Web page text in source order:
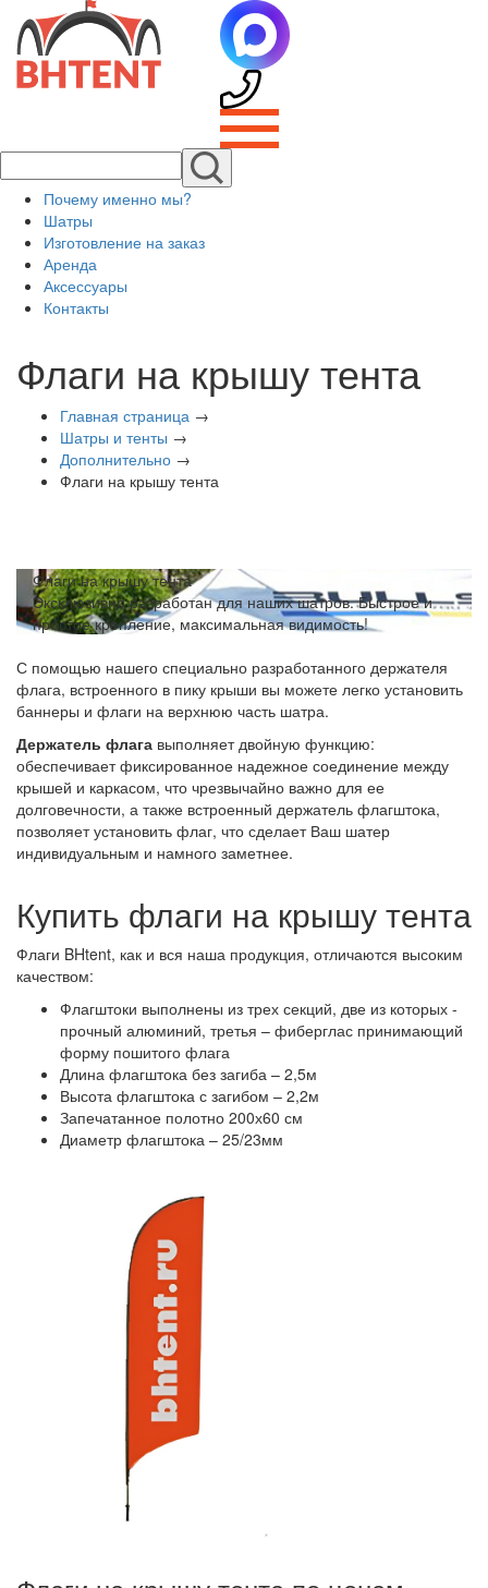
Почему именно мы?
Шатры
Изготовление на заказ
Аренда
Аксессуары
Контакты
Флаги на крышу тента
Главная страница →
Шатры и тенты →
Дополнительно →
Флаги на крышу тента
Флаги на крышу тента
Эксклюзивно разработан для наших шатров. Быстрое и
простое крепление, максимальная видимость!
С помощью нашего специально разработанного держателя
флага, встроенного в пику крыши вы можете легко установить
баннеры и флаги на верхнюю часть шатра.
Держатель флага выполняет двойную функцию:
обеспечивает фиксированное надежное соединение между
крышей и каркасом, что чрезвычайно важно для ее
долговечности, а также встроенный держатель флагштока,
позволяет установить флаг, что сделает Ваш шатер
индивидуальным и намного заметнее.
Купить флаги на крышу тента
Флаги BHtent, как и вся наша продукция, отличаются высоким
качеством:
Флагштоки выполнены из трех секций, две из которых -
прочный алюминий, третья – фиберглас принимающий
форму пошитого флага
Длина флагштока без загиба – 2,5м
Высота флагштока с загибом – 2,2м
Запечатанное полотно 200х60 см
Диаметр флагштока – 25/23мм